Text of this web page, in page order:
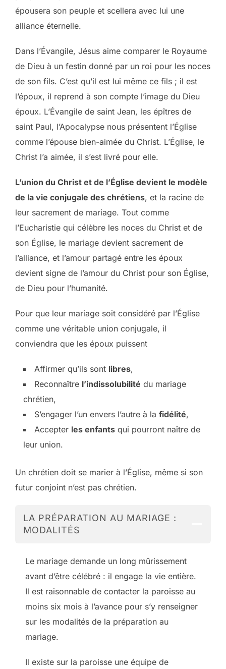
épousera son peuple et scellera avec lui une
alliance éternelle.
Dans l’Évangile, Jésus aime comparer le Royaume
de Dieu à un festin donné par un roi pour les noces
de son fils. C’est qu’il est lui même ce fils ; il est
l’époux, il reprend à son compte l’image du Dieu
époux. L’Évangile de saint Jean, les épîtres de
saint Paul, l’Apocalypse nous présentent l’Église
comme l’épouse bien-aimée du Christ. L’Église, le
Christ l’a aimée, il s’est livré pour elle.
L’union du Christ et de l’Église devient le modèle
de la vie conjugale des chrétiens, et la racine de
leur sacrement de mariage. Tout comme
l’Eucharistie qui célèbre les noces du Christ et de
son Église, le mariage devient sacrement de
l’alliance, et l’amour partagé entre les époux
devient signe de l’amour du Christ pour son Église,
de Dieu pour l’humanité.
Pour que leur mariage soit considéré par l’Église
comme une véritable union conjugale, il
conviendra que les époux puissent
Affirmer qu’ils sont libres,
Reconnaître l’indissolubilité du mariage
chrétien,
S’engager l’un envers l’autre à la fidélité,
Accepter les enfants qui pourront naître de
leur union.
Un chrétien doit se marier à l’Église, même si son
futur conjoint n’est pas chrétien.
LA PRÉPARATION AU MARIAGE :
MODALITÉS
Le mariage demande un long mûrissement
avant d’être célébré : il engage la vie entière.
Il est raisonnable de contacter la paroisse au
moins six mois à l’avance pour s’y renseigner
sur les modalités de la préparation au
mariage.
Il existe sur la paroisse une équipe de